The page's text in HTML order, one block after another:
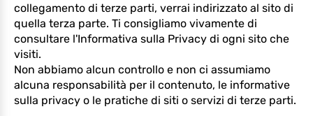
collegamento di terze parti, verrai indirizzato al sito di
quella terza parte. Ti consigliamo vivamente di
consultare l'Informativa sulla Privacy di ogni sito che
visiti.
Non abbiamo alcun controllo e non ci assumiamo
alcuna responsabilità per il contenuto, le informative
sulla privacy o le pratiche di siti o servizi di terze parti.